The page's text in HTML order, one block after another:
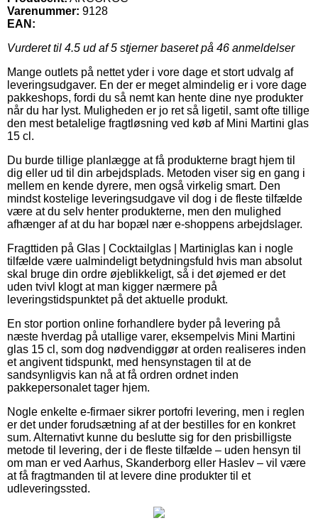
Varenummer: 9128
EAN:
Vurderet til 4.5 ud af 5 stjerner baseret på 46 anmeldelser
Mange outlets på nettet yder i vore dage et stort udvalg af
leveringsudgaver. En der er meget almindelig er i vore dage
pakkeshops, fordi du så nemt kan hente dine nye produkter
når du har lyst. Muligheden er jo ret så ligetil, samt ofte tillige
den mest betalelige fragtløsning ved køb af Mini Martini glas
15 cl.
Du burde tillige planlægge at få produkterne bragt hjem til
dig eller ud til din arbejdsplads. Metoden viser sig en gang i
mellem en kende dyrere, men også virkelig smart. Den
mindst kostelige leveringsudgave vil dog i de fleste tilfælde
være at du selv henter produkterne, men den mulighed
afhænger af at du har bopæl nær e-shoppens arbejdslager.
Fragttiden på Glas | Cocktailglas | Martiniglas kan i nogle
tilfælde være ualmindeligt betydningsfuld hvis man absolut
skal bruge din ordre øjeblikkeligt, så i det øjemed er det
uden tvivl klogt at man kigger nærmere på
leveringstidspunktet på det aktuelle produkt.
En stor portion online forhandlere byder på levering på
næste hverdag på utallige varer, eksempelvis Mini Martini
glas 15 cl, som dog nødvendiggør at orden realiseres inden
et angivent tidspunkt, med hensynstagen til at de
sandsynligvis kan nå at få ordren ordnet inden
pakkepersonalet tager hjem.
Nogle enkelte e-firmaer sikrer portofri levering, men i reglen
er det under forudsætning af at der bestilles for en konkret
sum. Alternativt kunne du beslutte sig for den prisbilligste
metode til levering, der i de fleste tilfælde – uden hensyn til
om man er ved Aarhus, Skanderborg eller Haslev – vil være
at få fragtmanden til at levere dine produkter til et
udleveringssted.